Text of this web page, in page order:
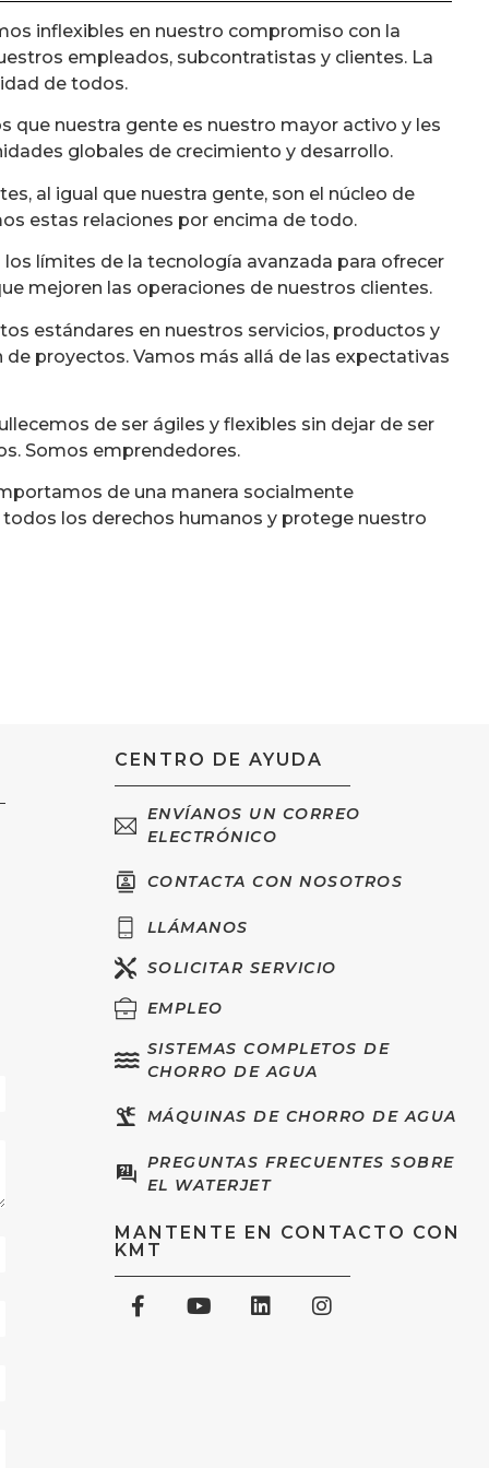
inflexibles en nuestro compromiso con la
empleados, subcontratistas y clientes. La
de todos.
que nuestra gente es nuestro mayor activo y les
globales de crecimiento y desarrollo.
al igual que nuestra gente, son el núcleo de
estas relaciones por encima de todo.
límites de la tecnología avanzada para ofrecer
mejoren las operaciones de nuestros clientes.
estándares en nuestros servicios, productos y
proyectos. Vamos más allá de las expectativas
de ser ágiles y flexibles sin dejar de ser
Somos emprendedores.
de una manera socialmente
los derechos humanos y protege nuestro
CENTRO DE AYUDA
ENVÍANOS UN CORREO
ELECTRÓNICO
CONTACTA CON NOSOTROS
LLÁMANOS
SOLICITAR SERVICIO
EMPLEO
SISTEMAS COMPLETOS DE
CHORRO DE AGUA
MÁQUINAS DE CHORRO DE AGUA
PREGUNTAS FRECUENTES SOBRE
EL WATERJET
MANTENTE EN CONTACTO CON
KMT